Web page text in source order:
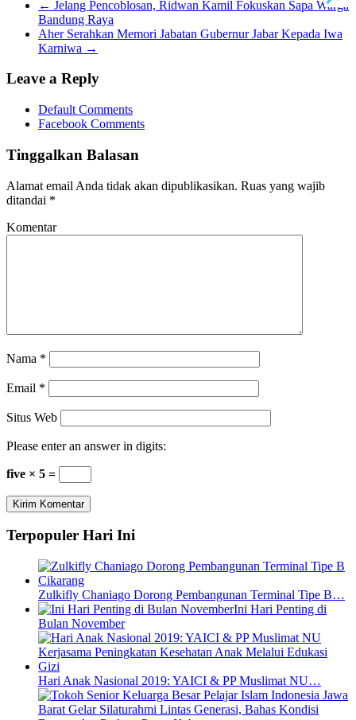
← Jelang Pencoblosan, Ridwan Kamil Fokuskan Sapa Warga
Bandung Raya
Aher Serahkan Memori Jabatan Gubernur Jabar Kepada Iwa
Karniwa →
Leave a Reply
Default Comments
Facebook Comments
Tinggalkan Balasan
Alamat email Anda tidak akan dipublikasikan. Ruas yang wajib
ditandai *
Komentar
Nama *
Email *
Situs Web
Please enter an answer in digits:
five × 5 =
Terpopuler Hari Ini
Zulkifly Chaniago Dorong Pembangunan Terminal Tipe B…
Ini Hari Penting di
Bulan November
Hari Anak Nasional 2019: YAICI & PP Muslimat NU…